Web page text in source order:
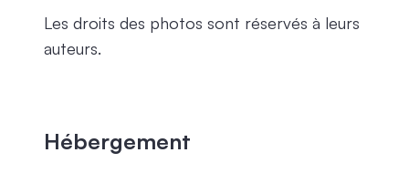
Les droits des photos sont réservés à leurs
auteurs.
Hébergement